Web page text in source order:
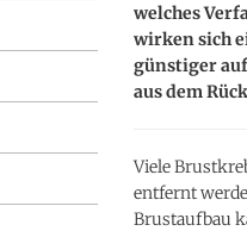
welches
wirken sich
günstiger
aus dem
Viele
entfernt
Brustaufbau